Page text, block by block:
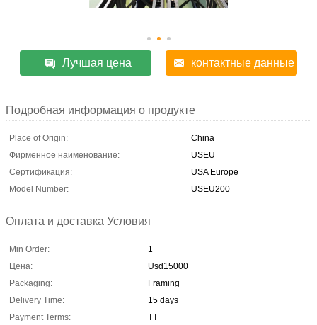
Лучшая цена контактные данные
Подробная информация о продукте
Place of Origin:
China
Фирменное наименование:
USEU
Сертификация:
USA Europe
Model Number:
USEU200
Оплата и доставка Условия
Min Order:
1
Цена:
Usd15000
Packaging:
Framing
Delivery Time:
15 days
Payment Terms:
TT